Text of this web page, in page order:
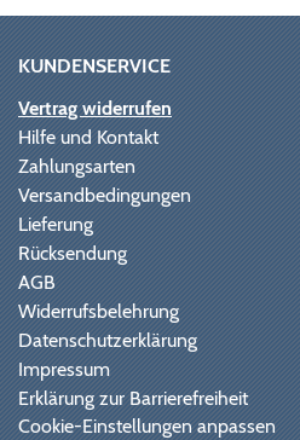
KUNDENSERVICE
Vertrag widerrufen
Hilfe und Kontakt
Zahlungsarten
Versandbedingungen
Lieferung
Rücksendung
AGB
Widerrufsbelehrung
Datenschutzerklärung
Impressum
Erklärung zur Barrierefreiheit
Cookie-Einstellungen anpassen